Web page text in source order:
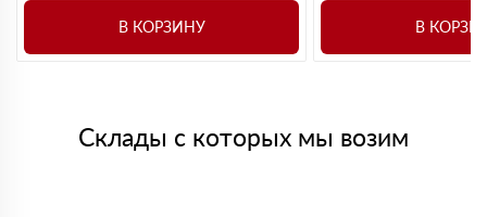
В КОРЗИНУ В
Склады с которых мы возим